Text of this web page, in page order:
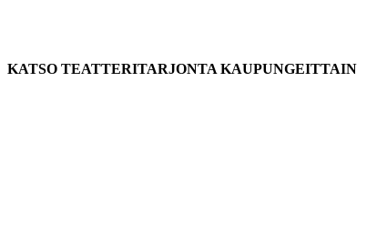
KATSO TEATTERITARJONTA KAUPUNGEITTAIN